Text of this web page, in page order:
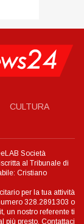
CULTURA
Società
al Tribunale di
Cristiano
per la tua attività
328.2891303 o
un nostro referente ti
più presto. Contattaci